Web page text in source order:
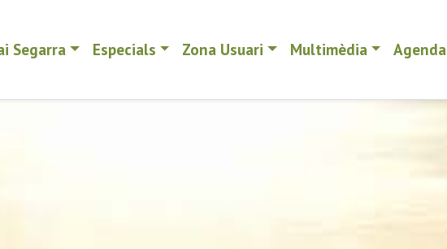
Segarra Especials Zona Usuari Multimèdia Agenda